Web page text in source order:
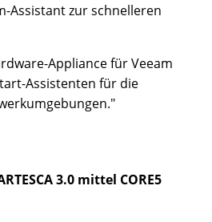
Assistant zur schnelleren
Appliance für Veeam
Assistenten für die
3.0 mittel CORE5